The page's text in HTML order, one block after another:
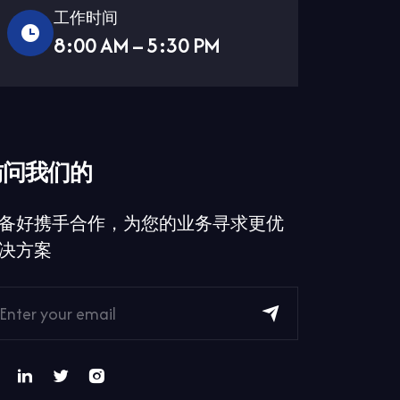
工作时间
8:00 AM – 5:30 PM
我们的
好携手合作，为您的业务寻求更优
方案